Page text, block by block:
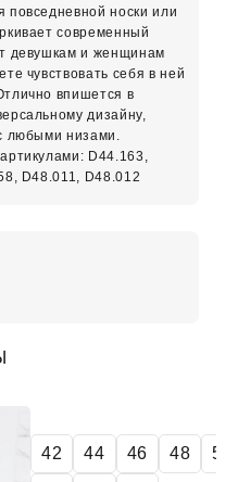
повседневной носки или
современный
девушкам и женщинам
чувствовать себя в ней
впишется в
дизайну,
любыми низами.
D44.163,
D48.011, D48.012
42 44 46 48 50